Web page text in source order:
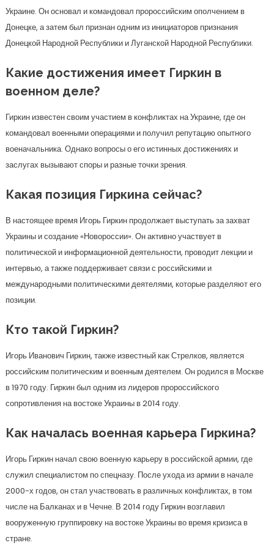
Украине. Он основал и командовал пророссийским ополчением в
Донецке, а затем был признан одним из инициаторов признания
Донецкой Народной Республики и Луганской Народной Республики.
Какие достижения имеет Гиркин в
военном деле?
Гиркин известен своим участием в конфликтах на Украине, где он
командовал военными операциями и получил репутацию опытного
военачальника. Однако вопросы о его истинных достижениях и
заслугах вызывают споры и разные точки зрения.
Какая позиция Гиркина сейчас?
В настоящее время Игорь Гиркин продолжает выступать за захват
Украины и создание «Новороссии». Он активно участвует в
политической и информационной деятельности, проводит лекции и
интервью, а также поддерживает связи с российскими и
международными политическими деятелями, которые разделяют его
позиции.
Кто такой Гиркин?
Игорь Иванович Гиркин, также известный как Стрелков, является
российским политическим и военным деятелем. Он родился в Москве
в 1970 году. Гиркин был одним из лидеров пророссийского
сопротивления на востоке Украины в 2014 году.
Как началась военная карьера Гиркина?
Игорь Гиркин начал свою военную карьеру в российской армии, где
служил специалистом по спецназу. После ухода из армии в начале
2000-х годов, он стал участвовать в различных конфликтах, в том
числе на Балканах и в Чечне. В 2014 году Гиркин возглавил
вооруженную группировку на востоке Украины во время кризиса в
стране.